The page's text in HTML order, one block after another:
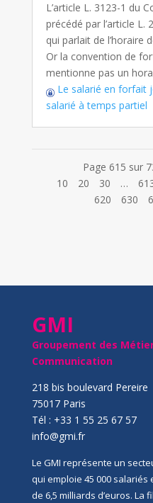
L’article L. 3123-1 du
précédé par l’article L.
qui parlait de l’horaire
Or la convention de
mentionne pas un
Le salarié en forfait
salarié à temps partiel
Page 615 sur
10
20 30 …
620
630
GMI
Groupement des
Communication
218 bis boulevard Pereire
75017 Paris
Tél : +33 1 55 25 67 57
info@gmi.fr
Le GMI représente un
qui emploie 45 000 salariés
de 6,5 milliards d’euros.